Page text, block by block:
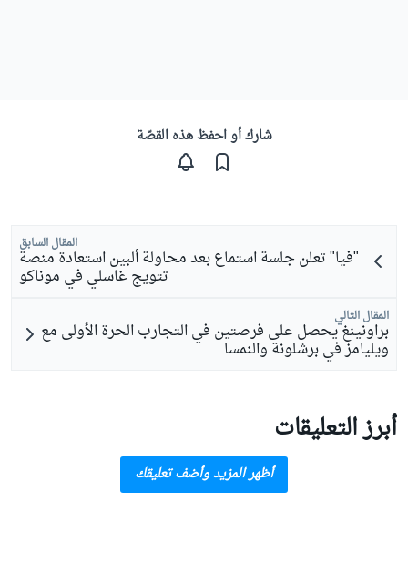
شارك أو احفظ هذه القصّة
المقال السابق
"فيا" تعلن جلسة استماع بعد محاولة ألبين استعادة منصة
تتويج غاسلي في موناكو
المقال التالي
براونينغ يحصل على فرصتين في التجارب الحرة الأولى مع
ويليامز في برشلونة والنمسا
أبرز التعليقات
أظهر المزيد وأضف تعليقك